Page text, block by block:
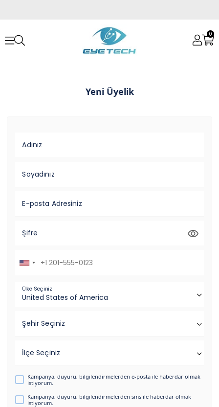
0
Yeni Üyelik
Adınız
Soyadınız
E-posta Adresiniz
Şifre
Ülke Seçiniz
Şehir Seçiniz
İlçe Seçiniz
Kampanya, duyuru, bilgilendirmelerden e-posta ile haberdar olmak
istiyorum.
Kampanya, duyuru, bilgilendirmelerden sms ile haberdar olmak
istiyorum.